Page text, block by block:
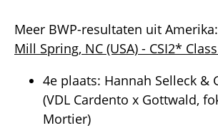
Meer BWP-resultaten uit Amerika:
Mill Spring, NC (USA) - CSI2*
4e plaats: Hannah Selleck &
(VDL Cardento x Gottwald,
Mortier)